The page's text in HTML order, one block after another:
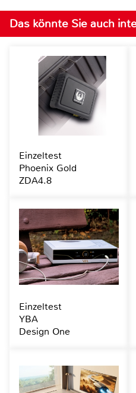
Das könnte Sie auch
Einzeltest
Phoenix Gold
ZDA4.8
Einzeltest
YBA
Design One